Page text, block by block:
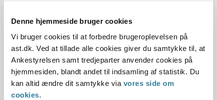
Denne hjemmeside bruger cookies
Vi bruger cookies til at forbedre brugeroplevelsen på
ast.dk. Ved at tillade alle cookies giver du samtykke til, at
Ankestyrelsen samt tredjeparter anvender cookies på
hjemmesiden, blandt andet til indsamling af statistik. Du
kan altid ændre dit samtykke via vores side om
cookies.
15.11.2019
Offentliggørelsesdato
16.11.2019
Paragraf